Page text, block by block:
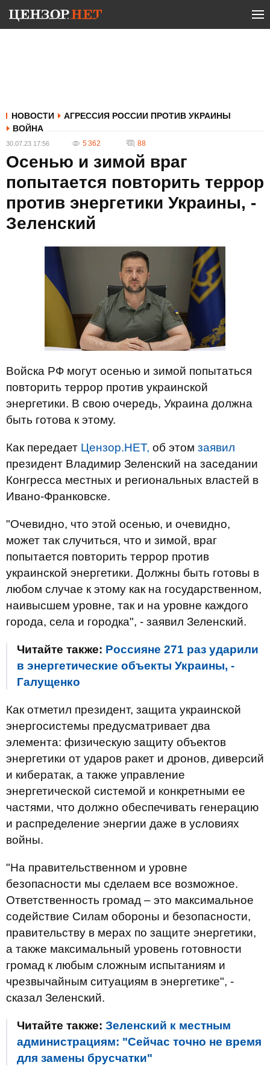
НОВОСТИ
АГРЕССИЯ РОССИИ ПРОТИВ УКРАИНЫ
ВОЙНА
30.07.23 17:56 5 362 88
Осенью и зимой враг
попытается повторить террор
против энергетики Украины, -
Зеленский
Войска РФ могут осенью и зимой попытаться
повторить террор против украинской
энергетики. В свою очередь, Украина должна
быть готова к этому.
Как передает Цензор.НЕТ, об этом заявил
президент Владимир Зеленский на заседании
Конгресса местных и региональных властей в
Ивано-Франковске.
"Очевидно, что этой осенью, и очевидно,
может так случиться, что и зимой, враг
попытается повторить террор против
украинской энергетики. Должны быть готовы в
любом случае к этому как на государственном,
наивысшем уровне, так и на уровне каждого
города, села и городка", - заявил Зеленский.
Читайте также: Россияне 271 раз ударили
в энергетические объекты Украины, -
Галущенко
Как отметил президент, защита украинской
энергосистемы предусматривает два
элемента: физическую защиту объектов
энергетики от ударов ракет и дронов, диверсий
и кибератак, а также управление
энергетической системой и конкретными ее
частями, что должно обеспечивать генерацию
и распределение энергии даже в условиях
войны.
"На правительственном и уровне
безопасности мы сделаем все возможное.
Ответственность громад – это максимальное
содействие Силам обороны и безопасности,
правительству в мерах по защите энергетики,
а также максимальный уровень готовности
громад к любым сложным испытаниям и
чрезвычайным ситуациям в энергетике", -
сказал Зеленский.
Читайте также: Зеленский к местным
администрациям: "Сейчас точно не время
для замены брусчатки"